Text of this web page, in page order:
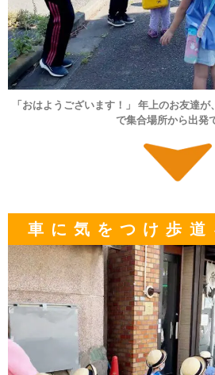
「おはようございます！」 年上のお友達
で集合場所から出発
車に気をつけ歩道